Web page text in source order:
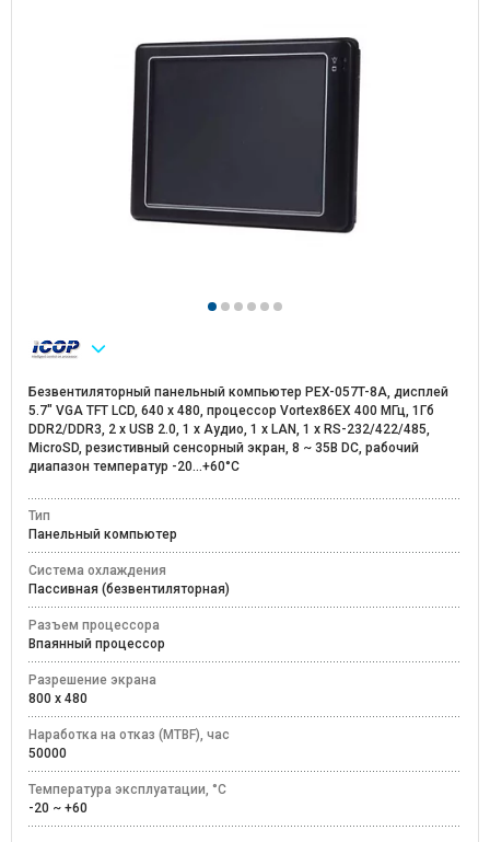
Безвентиляторный панельный компьютер PEX-057T-8A, дисплей
5.7" VGA TFT LCD, 640 x 480, процессор Vortex86EX 400 MГц, 1Гб
DDR2/DDR3, 2 х USB 2.0, 1 х Аудио, 1 х LAN, 1 х RS-232/422/485,
MicroSD, резистивный сенсорный экран, 8 ~ 35В DС, рабочий
диапазон температур -20...+60°C
Тип
Панельный компьютер
Система охлаждения
Пассивная (безвентиляторная)
Разъем процессора
Впаянный процессор
Разрешение экрана
800 x 480
Наработка на отказ (MTBF), час
50000
Температура эксплуатации, °C
-20 ~ +60